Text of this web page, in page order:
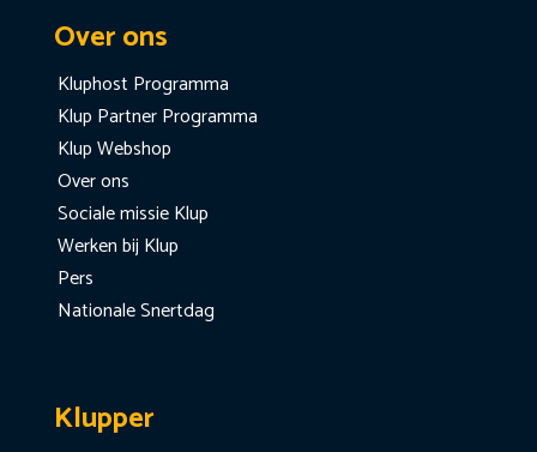
Over ons
Kluphost Programma
Klup Partner Programma
Klup Webshop
Over ons
Sociale missie Klup
Werken bij Klup
Pers
Nationale Snertdag
Klupper